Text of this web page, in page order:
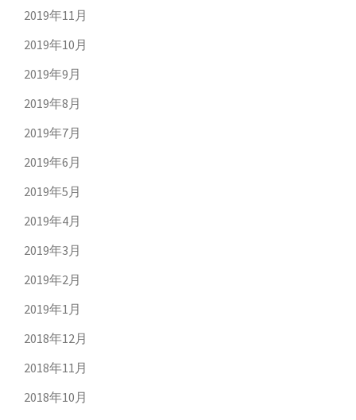
2019年11月
2019年10月
2019年9月
2019年8月
2019年7月
2019年6月
2019年5月
2019年4月
2019年3月
2019年2月
2019年1月
2018年12月
2018年11月
2018年10月